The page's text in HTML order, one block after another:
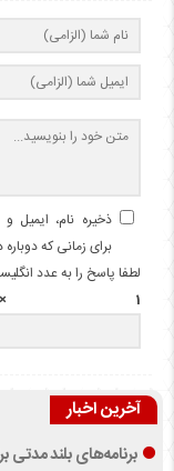
ذخیره نام، ایمیل
برای زمانی که
لطفا پاسخ را به عدد
1 × پنج =
آخرین اخبار
برنامه‌های بلند مدتی